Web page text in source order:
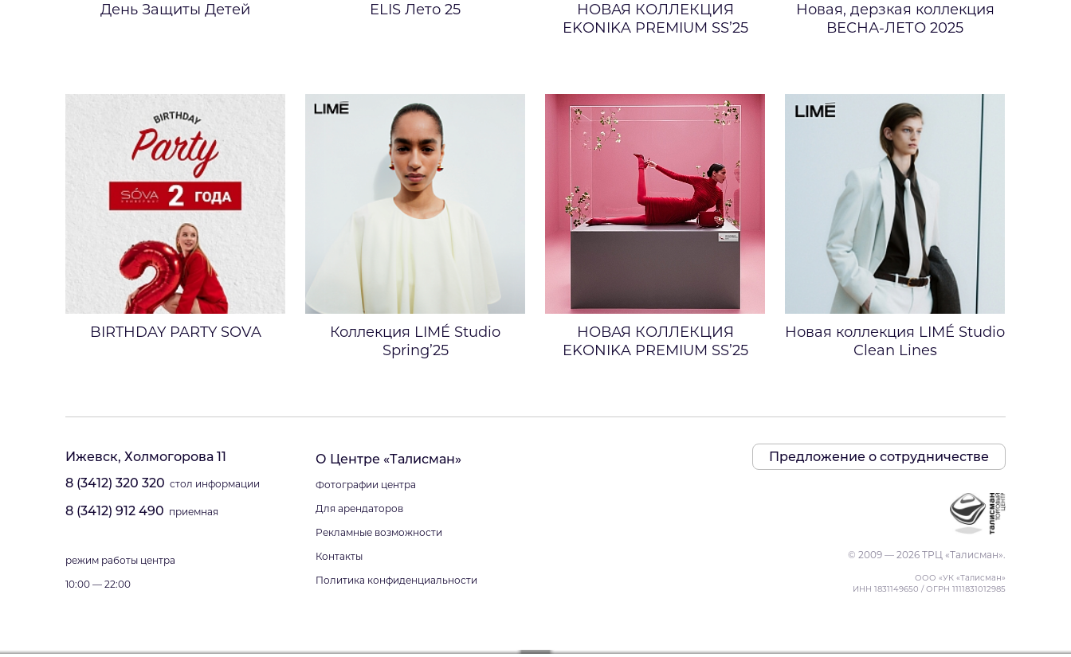
День Защиты Детей ELIS Лето 25
НОВАЯ КОЛЛЕКЦИЯ
EKONIKA PREMIUM SS’25
Новая, дерзкая коллекция
ВЕСНА-ЛЕТО 2025
BIRTHDAY PARTY SOVA
Коллекция LIMÉ Studio
Spring’25
НОВАЯ КОЛЛЕКЦИЯ
EKONIKA PREMIUM SS’25
Новая коллекция LIMÉ Studio
Clean Lines
Ижевск, Холмогорова 11
8 (3412) 320 320 стол информации
8 (3412) 912 490 приемная
режим работы центра
10:00 — 22:00
О Центре «Талисман»
Фотографии центра
Для арендаторов
Рекламные возможности
Контакты
Политика конфиденциальности
Предложение о сотрудничестве
© 2009 — 2026 ТРЦ «Талисман».
ООО «УК «Талисман»
ИНН 1831149650 / ОГРН 1111831012985